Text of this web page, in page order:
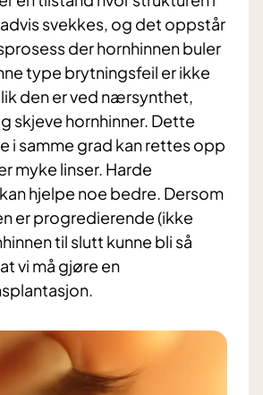
svekkes, og det oppstår
der hornhinnen buler
type brytningsfeil er ikke
den er ved nærsynthet,
skjeve hornhinner. Dette
i samme grad kan rettes opp
myke linser. Harde
hjelpe noe bedre. Dersom
er progredierende (ikke
til slutt kunne bli så
vi må gjøre en